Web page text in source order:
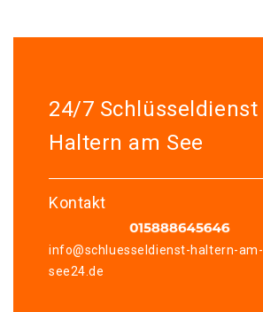
24/7 Schlüsseldienst
Haltern am See
Kontakt
info@schluesseldienst-haltern-am-
see24.de